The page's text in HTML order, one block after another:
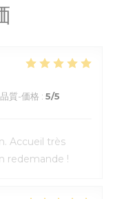
品質-価格 : 5/5
Accueil très
redemande !